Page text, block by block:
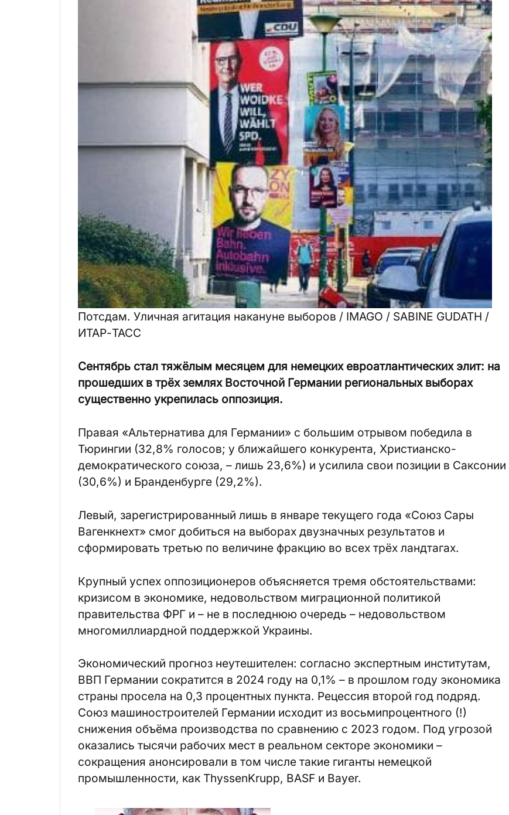
Потсдам. Уличная агитация накануне выборов / IMAGO / SABINE GUDATH /
ИТАР-ТАСС
Сентябрь стал тяжёлым месяцем для немецких евроатлантических элит: на
прошедших в трёх землях Восточной Германии региональных выборах
существенно укрепилась оппозиция.
Правая «Альтернатива для Германии» с большим отрывом победила в
Тюрингии (32,8% голосов; у ближайшего конкурента, Христианско-
демократического союза, – лишь 23,6%) и усилила свои позиции в Саксонии
(30,6%) и Бранденбурге (29,2%).
Левый, зарегистрированный лишь в январе текущего года «Союз Сары
Вагенкнехт» смог добиться на выборах двузначных результатов и
сформировать третью по величине фракцию во всех трёх ландтагах.
Крупный успех оппозиционеров объясняется тремя обстоятельствами:
кризисом в экономике, недовольством миграционной политикой
правительства ФРГ и – не в последнюю очередь – недовольством
многомиллиардной поддержкой Украины.
Экономический прогноз неутешителен: согласно экспертным институтам,
ВВП Германии сократится в 2024 году на 0,1% – в прошлом году экономика
страны просела на 0,3 процентных пункта. Рецессия второй год подряд.
Союз машиностроителей Германии исходит из восьмипроцентного (!)
снижения объёма производства по сравнению с 2023 годом. Под угрозой
оказались тысячи рабочих мест в реальном секторе экономики –
сокращения анонсировали в том числе такие гиганты немецкой
промышленности, как ThyssenKrupp, BASF и Bayer.